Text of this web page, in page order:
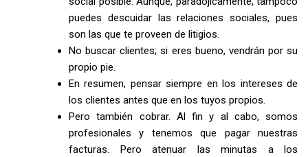
puedes descuidar las relaciones sociales, pues
son las que te proveen de litigios.
No buscar clientes; si eres bueno, vendrán por su
propio pie.
En resumen, pensar siempre en los intereses de
los clientes antes que en los tuyos propios.
Pero también cobrar. Al fin y al cabo, somos
profesionales y tenemos que pagar nuestras
facturas. Pero atenuar las minutas a los